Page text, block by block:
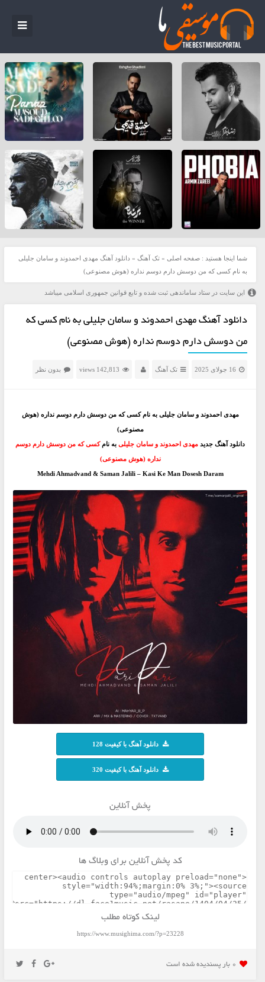
شما اینجا هستید : صفحه اصلی » تک آهنگ » دانلود آهنگ مهدی احمدوند و سامان جلیلی
به نام کسی که من دوسش دارم دوسم نداره (هوش مصنوعی)
این سایت در ستاد ساماندهی ثبت شده و تابع قوانین جمهوری اسلامی میباشد
دانلود آهنگ مهدی احمدوند و سامان جلیلی به نام کسی که
من دوسش دارم دوسم نداره (هوش مصنوعی)
16 جولای 2025 تک آهنگ 142,813 views بدون نظر
مهدی احمدوند و سامان جلیلی به نام کسی که من دوسش دارم دوسم نداره (هوش
مصنوعی)
دانلود آهنگ جدیدمهدی احمدوند و سامان جلیلیبه نامکسی که من دوسش دارم دوسم
نداره (هوش مصنوعی)
Mehdi Ahmadvand & Saman Jalili – Kasi Ke Man Dosesh Daram
دانلود آهنگ با کیفیت 128
دانلود آهنگ با کیفیت 320
پخش آنلاین
کد پخش آنلاین برای وبلاگ ها
لینک کوتاه مطلب
https://www.musighima.com/?p=23228
0 بار پسنديده شده است